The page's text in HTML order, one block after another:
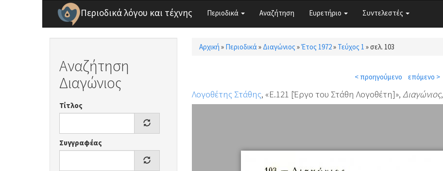
Παράκαμψη προς το κυρίως περιεχόμενο
Περιοδικά λόγου και τέχνης Περιοδικά Αναζήτηση Ευρετήριο Συντελεστές
Αναζήτηση
Διαγώνιος
Τίτλος
Συγγραφέας
Είστε εδώ
Αρχική » Περιοδικά» Διαγώνιος »Έτος 1972» Τεύχος 1 »σελ. 103
< προηγούμενο επόμενο >
Λογοθέτης Στάθης, «Ε.121 [Έργο του Στάθη Λογοθέτη]», Διαγώνιος,